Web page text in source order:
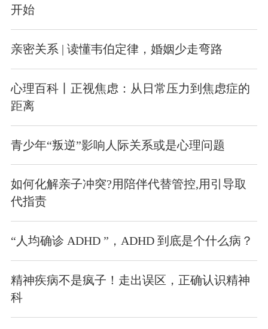
开始
亲密关系 | 读懂韦伯定律，婚姻少走弯路
心理百科丨正视焦虑：从日常压力到焦虑症的
距离
青少年“叛逆”影响人际关系或是心理问题
如何化解亲子冲突?用陪伴代替管控,用引导取
代指责
“人均确诊 ADHD ”，ADHD 到底是个什么病？
精神疾病不是疯子！走出误区，正确认识精神
科